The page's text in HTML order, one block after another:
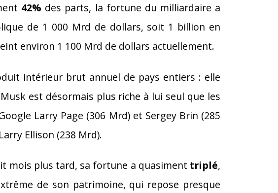
42% des parts, la fortune du milliardaire a
de 1 000 Mrd de dollars, soit 1 billion en
environ 1 100 Mrd de dollars actuellement.
intérieur brut annuel de pays entiers : elle
est désormais plus riche à lui seul que les
Larry Page (306 Mrd) et Sergey Brin (285
Ellison (238 Mrd).
mois plus tard, sa fortune a quasiment triplé,
de son patrimoine, qui repose presque